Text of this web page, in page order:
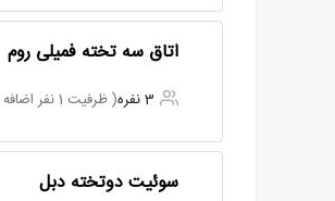
اتاق سه تخته فمیلی روم
3 نفره ( ظرفیت 1 نفر اضافه دارد )
سوئیت دوتخته دبل